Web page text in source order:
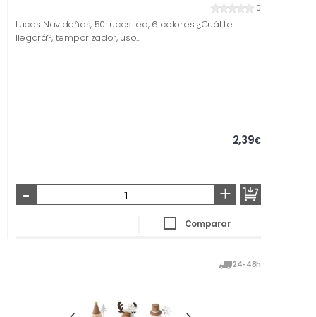
0
Luces Navideñas, 50 luces led, 6 colores ¿Cuál te
llegará?, temporizador, uso...
2,39€
- +
Comparar
24-48h